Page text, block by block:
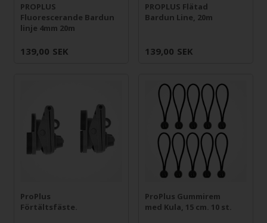
PROPLUS
Fluorescerande Bardun
linje 4mm 20m
139,00 SEK
PROPLUS Flätad
Bardun Line, 20m
139,00 SEK
ProPlus
Förtältsfäste.
ProPlus Gummirem
med Kula, 15 cm. 10 st.